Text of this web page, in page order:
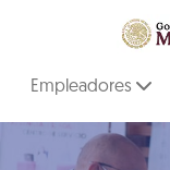
Empleadores